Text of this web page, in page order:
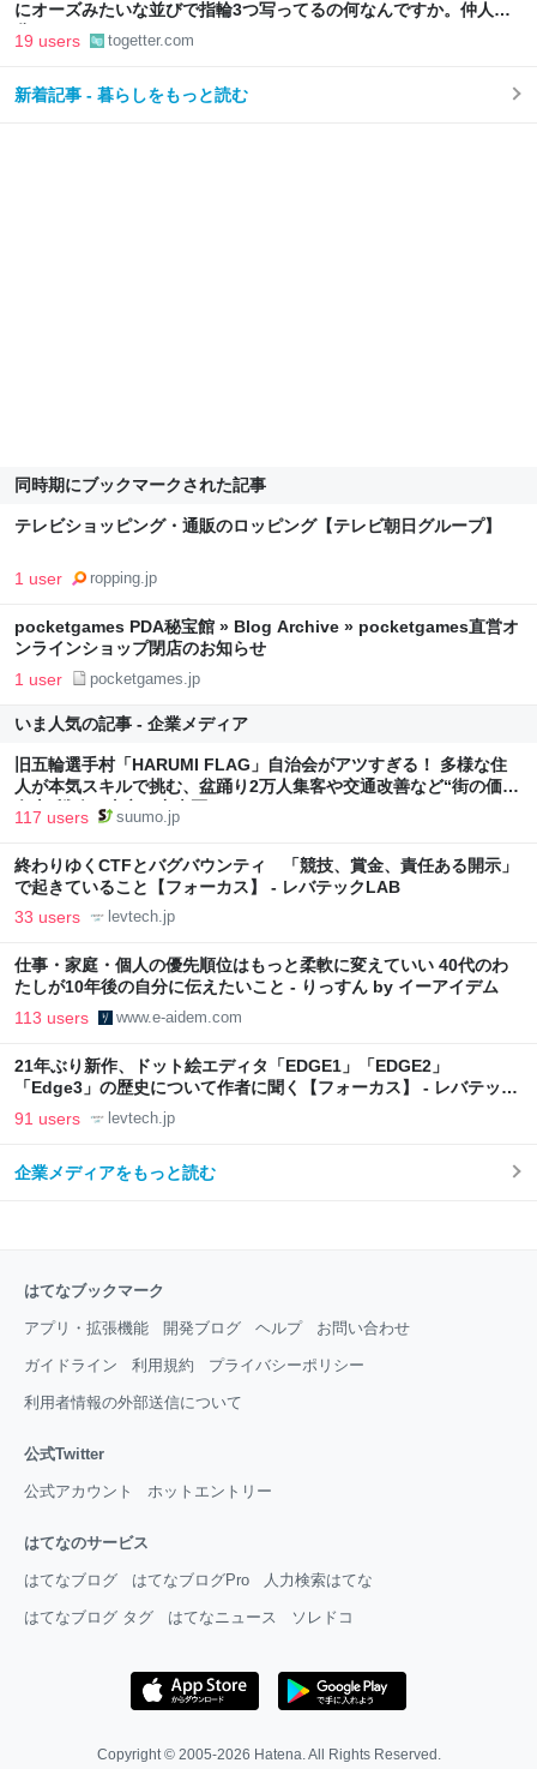
にオーズみたいな並びで指輪3つ写ってるの何なんですか。仲人の
分？
19 users togetter.com
新着記事 - 暮らしをもっと読む
同時期にブックマークされた記事
テレビショッピング・通販のロッピング【テレビ朝日グループ】
1 user ropping.jp
pocketgames PDA秘宝館 » Blog Archive » pocketgames直営オ
ンラインショップ閉店のお知らせ
1 user pocketgames.jp
いま人気の記事 - 企業メディア
旧五輪選手村「HARUMI FLAG」自治会がアツすぎる！ 多様な住
人が本気スキルで挑む、盆踊り2万人集客や交通改善など“街の価値
向上”戦略 東京・中央区
117 users suumo.jp
終わりゆくCTFとバグバウンティ 「競技、賞金、責任ある開示」
で起きていること【フォーカス】 - レバテックLAB
33 users levtech.jp
仕事・家庭・個人の優先順位はもっと柔軟に変えていい 40代のわ
たしが10年後の自分に伝えたいこと - りっすん by イーアイデム
113 users www.e-aidem.com
21年ぶり新作、ドット絵エディタ「EDGE1」「EDGE2」
「Edge3」の歴史について作者に聞く【フォーカス】 - レバテック
LAB
91 users levtech.jp
企業メディアをもっと読む
はてなブックマーク
アプリ・拡張機能 開発ブログ ヘルプ お問い合わせ
ガイドライン 利用規約 プライバシーポリシー
利用者情報の外部送信について
公式Twitter
公式アカウント ホットエントリー
はてなのサービス
はてなブログ はてなブログPro 人力検索はてな
はてなブログ タグ はてなニュース ソレドコ
Copyright © 2005-2026 Hatena. All Rights Reserved.